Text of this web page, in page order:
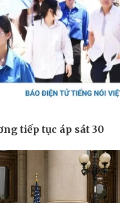
Quân sự - Quốc phòng
Việt Nam